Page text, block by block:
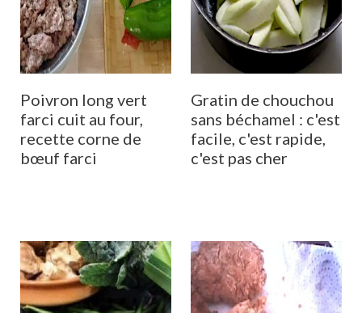
Poivron long vert
farci cuit au four,
recette corne de
bœuf farci
Gratin de chouchou
sans béchamel : c'est
facile, c'est rapide,
c'est pas cher